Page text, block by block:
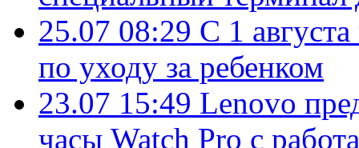
25.07 08:29 С 1
по уходу за ребенком
23.07 15:49 Lenovo
часы Watch Pro с